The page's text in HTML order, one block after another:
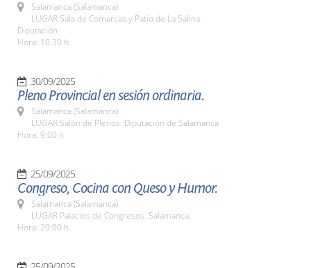
Salamanca (Salamanca)
LUGAR Sala de Comarcas y Patio de La Salina.
Diputación
Hora: 10.30 h.
30/09/2025
Pleno Provincial en sesión ordinaria.
Salamanca (Salamanca)
LUGAR Salón de Plenos. Diputación de Salamanca
Hora: 9:00 h
25/09/2025
Congreso, Cocina con Queso y Humor.
Salamanca (Salamanca)
LUGAR Palacios de Congresos. Salamanca.
Hora: 20:00 h.